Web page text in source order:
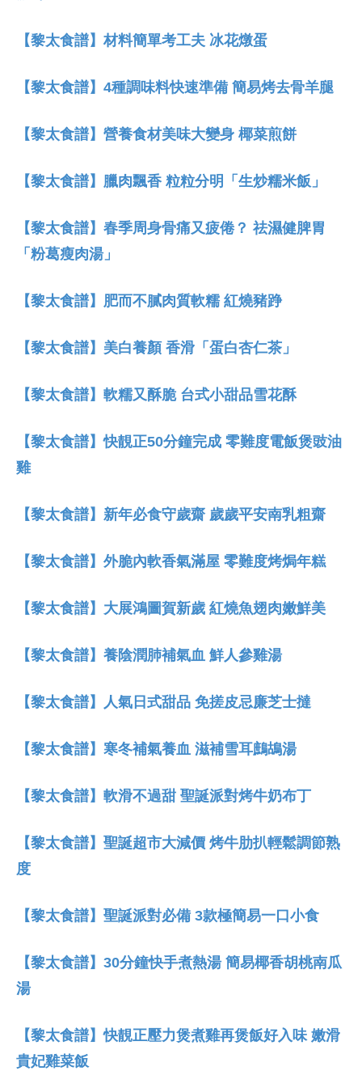
【黎太食譜】材料簡單考工夫 冰花燉蛋
【黎太食譜】4種調味料快速準備 簡易烤去骨羊腿
【黎太食譜】營養食材美味大變身 椰菜煎餅
【黎太食譜】臘肉飄香 粒粒分明「生炒糯米飯」
【黎太食譜】春季周身骨痛又疲倦？ 祛濕健脾胃
「粉葛瘦肉湯」
【黎太食譜】肥而不膩肉質軟糯 紅燒豬踭
【黎太食譜】美白養顏 香滑「蛋白杏仁茶」
【黎太食譜】軟糯又酥脆 台式小甜品雪花酥
【黎太食譜】快靚正50分鐘完成 零難度電飯煲豉油
雞
【黎太食譜】新年必食守歲齋 歲歲平安南乳粗齋
【黎太食譜】外脆內軟香氣滿屋 零難度烤焗年糕
【黎太食譜】大展鴻圖賀新歲 紅燒魚翅肉嫩鮮美
【黎太食譜】養陰潤肺補氣血 鮮人參雞湯
【黎太食譜】人氣日式甜品 免搓皮忌廉芝士撻
【黎太食譜】寒冬補氣養血 滋補雪耳鷓鴣湯
【黎太食譜】軟滑不過甜 聖誕派對烤牛奶布丁
【黎太食譜】聖誕超市大減價 烤牛肋扒輕鬆調節熟
度
【黎太食譜】聖誕派對必備 3款極簡易一口小食
【黎太食譜】30分鐘快手煮熱湯 簡易椰香胡桃南瓜
湯
【黎太食譜】快靚正壓力煲煮雞再煲飯好入味 嫩滑
貴妃雞菜飯